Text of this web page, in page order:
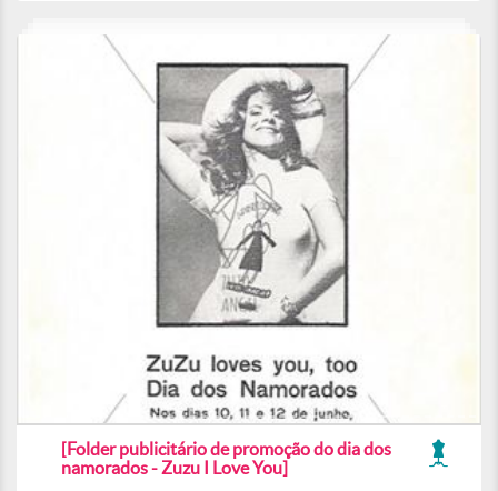
[Folder publicitário de promoção do dia dos
namorados - Zuzu I Love You]